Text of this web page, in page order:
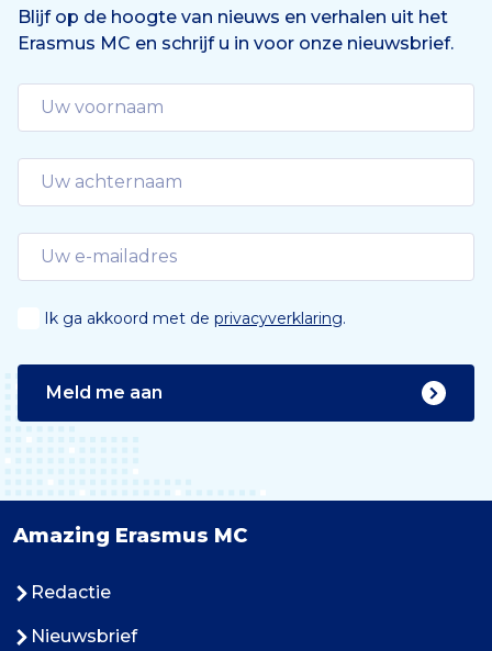
Blijf op de hoogte van nieuws en verhalen uit het
Erasmus MC en schrijf u in voor onze nieuwsbrief.
Ik ga akkoord met de privacyverklaring.
Meld me aan
Amazing Erasmus MC
Redactie
Nieuwsbrief